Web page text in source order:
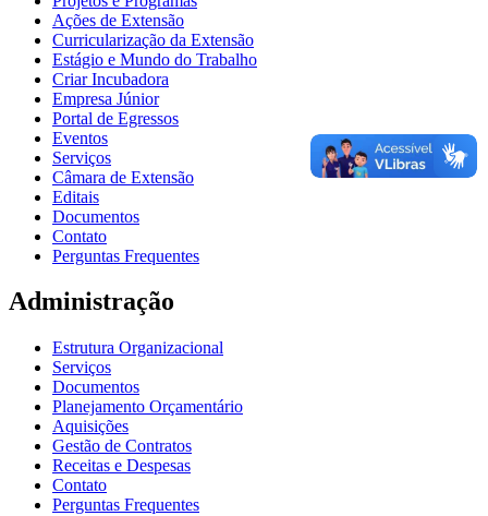
Ações de Extensão
Curricularização da Extensão
Estágio e Mundo do Trabalho
Criar Incubadora
Empresa Júnior
Portal de Egressos
Eventos
Serviços
Câmara de Extensão
Editais
Documentos
Contato
Perguntas Frequentes
Administração
Estrutura Organizacional
Serviços
Documentos
Planejamento Orçamentário
Aquisições
Gestão de Contratos
Receitas e Despesas
Contato
Perguntas Frequentes